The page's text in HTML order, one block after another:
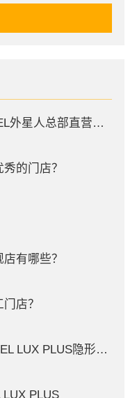
天津汽车贴膜，首选天津XPEL外星人总部直营店，高口碑店
的门店？
有哪些？
店？
问界M9在上海宝之尊装贴XPEL LUX PLUS隐形车衣
PLUS